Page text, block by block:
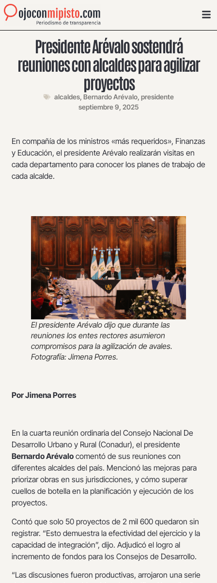
Presidente Arévalo sostendrá
reuniones con alcaldes para agilizar
proyectos
alcaldes, Bernardo Arévalo, presidente
septiembre 9, 2025
En compañía de los ministros «más requeridos», Finanzas
y Educación, el presidente Arévalo realizarán visitas en
cada departamento para conocer los planes de trabajo de
cada alcalde.
El presidente Arévalo dijo que durante las
reuniones los entes rectores asumieron
compromisos para la agilización de avales.
Fotografía: Jimena Porres.
Por Jimena Porres
En la cuarta reunión ordinaria del Consejo Nacional De
Desarrollo Urbano y Rural (Conadur), el presidente
Bernardo Arévalo comentó de sus reuniones con
diferentes alcaldes del país. Mencionó las mejoras para
priorizar obras en sus jurisdicciones, y cómo superar
cuellos de botella en la planificación y ejecución de los
proyectos.
Contó que solo 50 proyectos de 2 mil 600 quedaron sin
registrar. “Esto demuestra la efectividad del ejercicio y la
capacidad de integración”, dijo. Adjudicó el logro al
incremento de fondos para los Consejos de Desarrollo.
“Las discusiones fueron productivas, arrojaron una serie